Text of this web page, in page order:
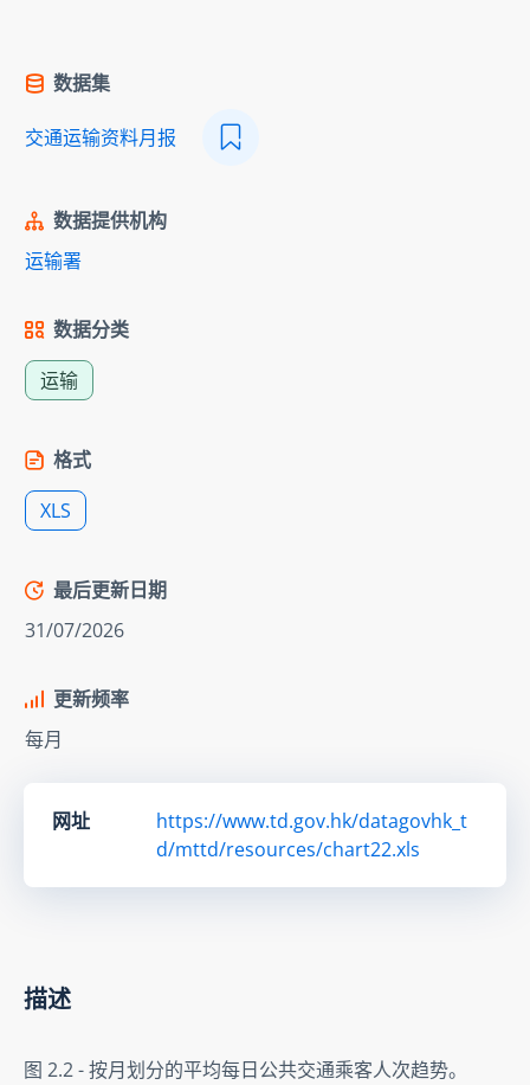
数据集
交通运输资料月报
数据提供机构
运输署
数据分类
运输
格式
XLS
最后更新日期
31/07/2026
更新频率
每月
网址
https://www.td.gov.hk/datagovhk_t
d/mttd/resources/chart22.xls
描述
图 2.2 - 按月划分的平均每日公共交通乘客人次趋势。